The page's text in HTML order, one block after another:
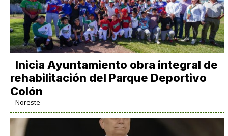
Inicia Ayuntamiento obra integral de
rehabilitación del Parque Deportivo
Colón
Noreste